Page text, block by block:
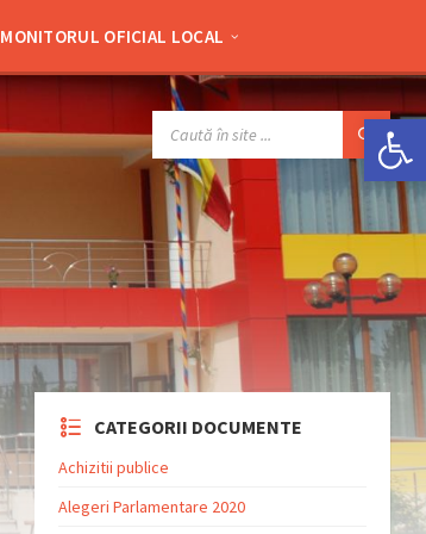
Deschide bara de unelte
MONITORUL OFICIAL LOCAL
CATEGORII DOCUMENTE
Achizitii publice
Alegeri Parlamentare 2020